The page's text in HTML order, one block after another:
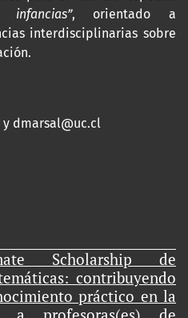
, orientado a
interdisciplinarias sobre
dmarsal@uc.cl
Scholarship de
contribuyendo
práctico en la